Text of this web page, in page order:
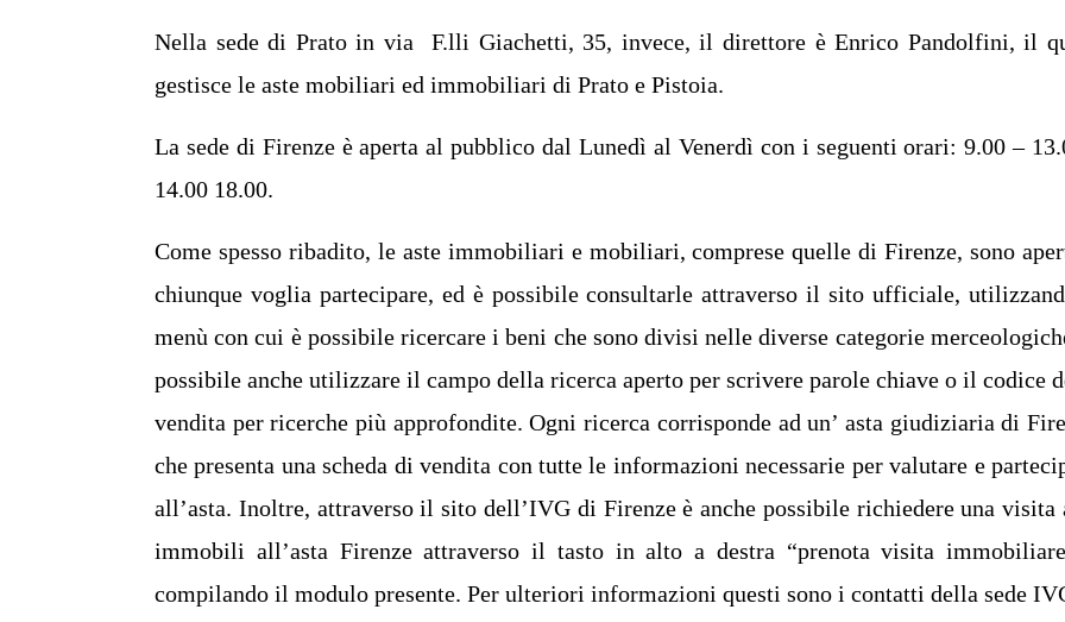
Nella sede di Prato in via F.lli Giachetti, 35, invece, il direttore è Enrico Pandolfini, il
gestisce le aste mobiliari ed immobiliari di Prato e Pistoia.
La sede di Firenze è aperta al pubblico dal Lunedì al Venerdì con i seguenti orari:9.00 –
14.00 18.00.
Come spesso ribadito, le aste immobiliari e mobiliari, comprese quelle di Firenze, sono
chiunque voglia partecipare, ed è possibile consultarle attraverso il sito ufficiale,
menù con cui è possibile ricercare i beni che sono divisi nelle diverse categorie
possibile anche utilizzare il campo della ricerca aperto per scrivere parole chiave o il codice
vendita per ricerche più approfondite. Ogni ricerca corrisponde ad un’ asta giudiziaria di
che presenta una scheda di vendita con tutte le informazioni necessarie per valutare e
all’asta. Inoltre, attraverso il sito dell’IVG di Firenze è anche possibile richiedere una visita
immobili all’asta Firenze attraverso il tasto in alto a destra “prenota visita
compilando il modulo presente. Per ulteriori informazioni questi sono i contatti della sede